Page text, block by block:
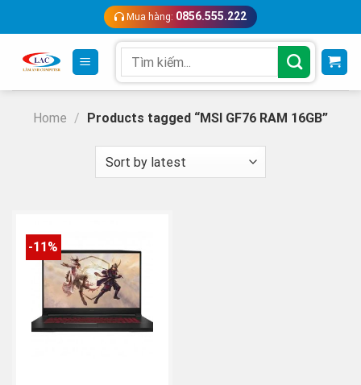
content
Mua hàng: 0856.555.222
for:
Home / Products tagged “MSI GF76 RAM 16GB”
-11%